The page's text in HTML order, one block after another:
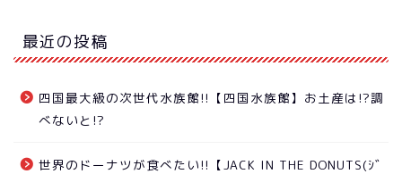
最近の投稿
四国最大級の次世代水族館!!【四国水族館】お土産は!?調
べないと!?
世界のドーナツが食べたい!!【JACK IN THE DONUTS(ｼﾞ